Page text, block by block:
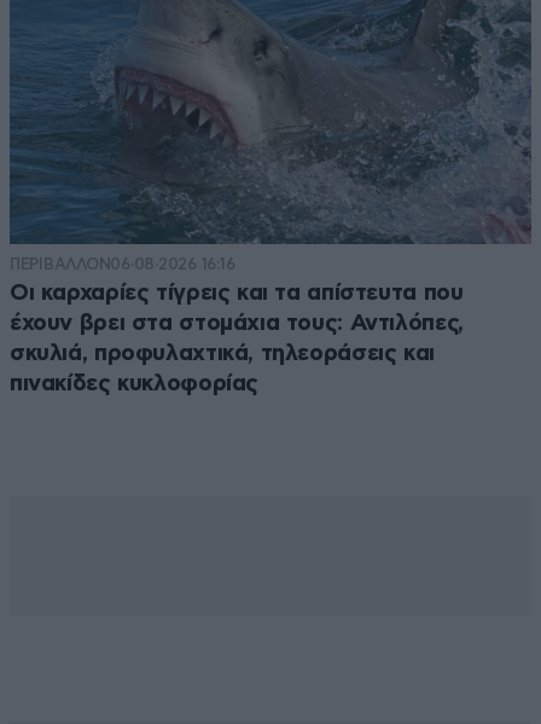
ΠΕΡΙΒΑΛΛΟΝ 06·08·2026 16:16
Οι καρχαρίες τίγρεις και τα απίστευτα που
έχουν βρει στα στομάχια τους: Αντιλόπες,
σκυλιά, προφυλαχτικά, τηλεοράσεις και
πινακίδες κυκλοφορίας